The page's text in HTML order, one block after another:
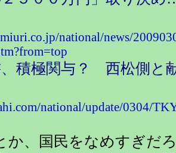
national/news/
、積極関与？ 西松側と
national/update/0304/
か、国民をなめすぎだ